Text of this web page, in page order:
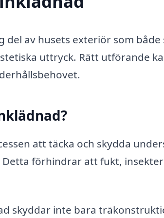
del av husets exteriör som
uttryck. Rätt utförande
att täcka och skydda
förhindrar att fukt,
skyddar inte bara